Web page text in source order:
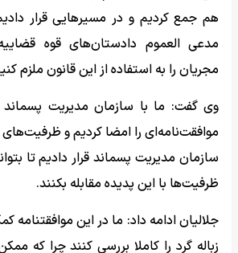
هم جمع کردیم و در مسیرهایی قرار
مدعی العموم دادستان‌های قوه
مجریان را به استفاده از این قانون ملزم
وی گفت: ما با سازمان مدیریت
موافقت‌نامه‌ای را امضا کردیم و ظرفیت‌های
سازمان مدیریت پسماند قرار دادیم تا
ظرفیت‌ها با این پدیده مقابله بکنند.
جلالیان ادامه داد: ما در این موافقتنامه
زباله گرد را کاملا بررسی کنند چرا که